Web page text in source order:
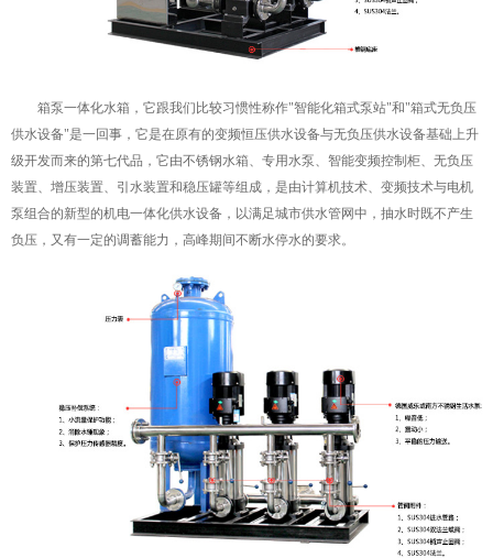
箱泵一体化水箱，它跟我们比较习惯性称作"智能化箱式泵站"和"箱式无负压
供水设备"是一回事，它是在原有的变频恒压供水设备与无负压供水设备基础上升
级开发而来的第七代品，它由不锈钢水箱、专用水泵、智能变频控制柜、无负压
装置、增压装置、引水装置和稳压罐等组成，是由计算机技术、变频技术与电机
泵组合的新型的机电一体化供水设备，以满足城市供水管网中，抽水时既不产生
负压，又有一定的调蓄能力，高峰期间不断水停水的要求。